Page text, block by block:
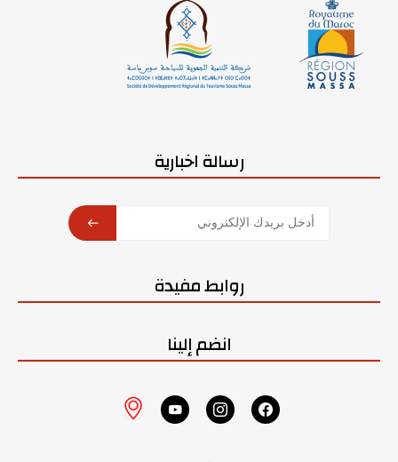
رسالة اخبارية
روابط مفيدة
انضم إلينا